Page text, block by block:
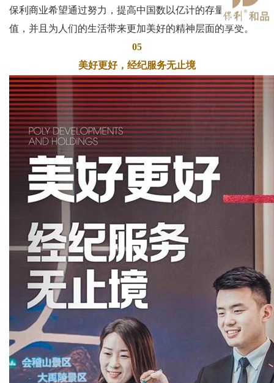
保利商业希望通过努力，提高中国数以亿计的存量资产的价
值，并且为人们的生活带来更加美好的精神层面的享受。
05
美好更好，经纪服务无止境